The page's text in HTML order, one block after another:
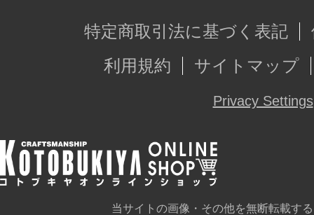
特定商取引法に基づく表記
利用規約
サイトマップ
Privacy Settings
当サイトの画像・その他を無断転載す